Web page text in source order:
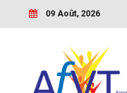
09 Août, 2026